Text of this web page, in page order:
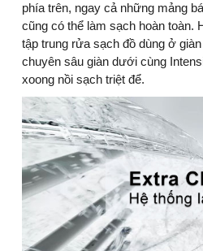
phía trên, ngay cả những mảng
cũng có thể làm sạch hoàn toàn.
tập trung rửa sạch đồ dùng ở
chuyên sâu giàn dưới cùng
xoong nồi sạch triệt để.